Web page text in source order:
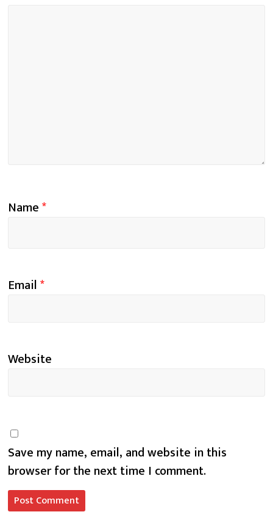
Name*
Email*
Website
Save my name, email, and website in this
browser for the next time I comment.